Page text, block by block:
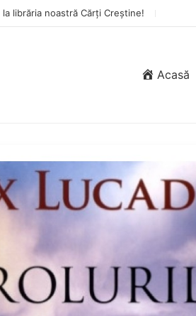
librăria noastră Cărți Creștine!
Acasă